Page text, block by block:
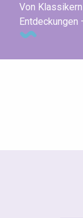
Von
Entdeckungen